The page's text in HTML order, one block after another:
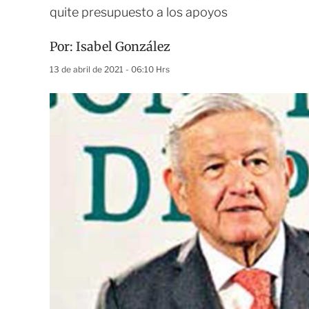
quite presupuesto a los apoyos
Por: Isabel González
13 de abril de 2021 - 06:10 Hrs